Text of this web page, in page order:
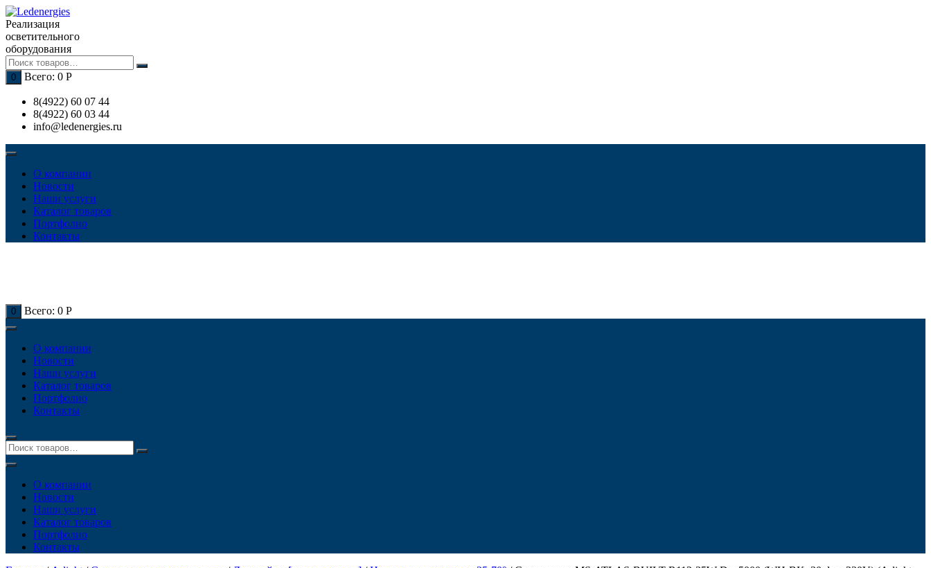
Перейти
к
содержимому
Реализация
осветительного
оборудования
0 Всего: 0 Р
8(4922) 60 07 44
8(4922) 60 03 44
info@ledenergies.ru
О компании
Новости
Наши услуги
Каталог товаров
Портфолио
Контакты
0 Всего: 0 Р
О компании
Новости
Наши услуги
Каталог товаров
Портфолио
Контакты
О компании
Новости
Наши услуги
Каталог товаров
Портфолио
Контакты